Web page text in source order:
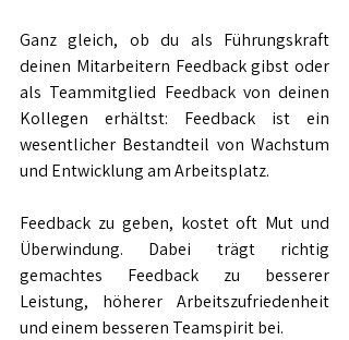
Ganz gleich, ob du als Führungskraft
deinen Mitarbeitern Feedback gibst oder
als Teammitglied Feedback von deinen
Kollegen erhältst: Feedback ist ein
wesentlicher Bestandteil von Wachstum
und Entwicklung am Arbeitsplatz.
Feedback zu geben, kostet oft Mut und
Überwindung. Dabei trägt richtig
gemachtes Feedback zu besserer
Leistung, höherer Arbeitszufriedenheit
und einem besseren Teamspirit bei.